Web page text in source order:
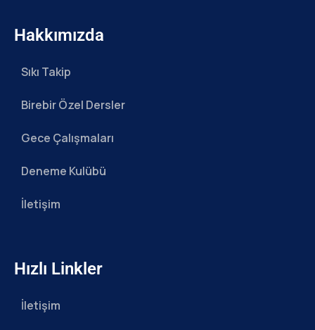
Hakkımızda
Sıkı Takip
Birebir Özel Dersler
Gece Çalışmaları
Deneme Kulübü
İletişim
Hızlı Linkler
İletişim